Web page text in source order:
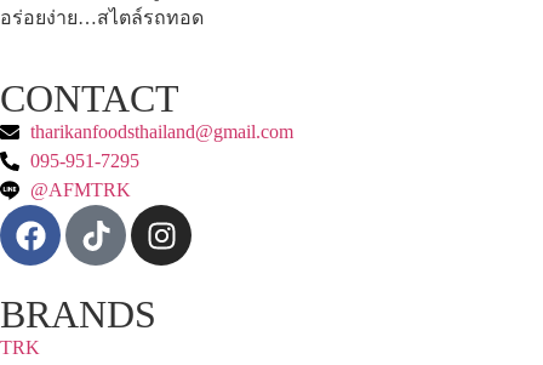
อร่อยง่าย…สไตล์รถทอด
CONTACT
tharikanfoodsthailand@gmail.com
095-951-7295
@AFMTRK
BRANDS
TRK